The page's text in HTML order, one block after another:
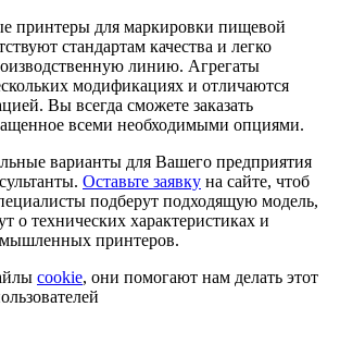
принтеры для маркировки пищевой
стандартам качества и легко
линию. Агрегаты
модификациях и отличаются
Вы всегда сможете заказать
всеми необходимыми опциями.
варианты для Вашего предприятия
Оставьте заявку на сайте, чтоб
подберут подходящую модель,
о технических характеристиках и
принтеров.
cookie, они помогают нам делать этот